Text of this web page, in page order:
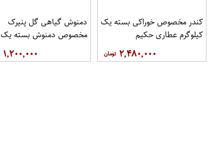
کندر مخصوص خوراکی بسته یک
کیلوگرم عطاری حکیم
۲,۴۸۰,۰۰۰
دمنوش گیاهی گل پنیرک
مخصوص دمنوش بسته یک
۱,۲۰۰,۰۰۰